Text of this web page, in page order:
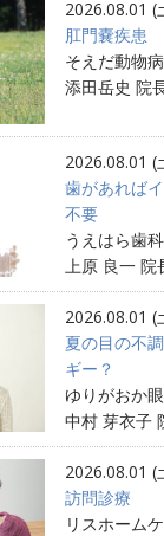
2026.08.01 (
肛門嚢疾患
そえだ動物
添田岳史 院
2026.08.01 (
歯があれば
不要
うえはら歯
上原 良一 院
2026.08.01 (
夏の目の不
ギー？
ゆりがおか
中村 芽衣子
2026.08.01 (
訪問診療
リスホーム